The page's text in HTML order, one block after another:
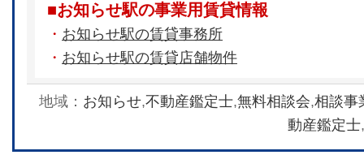
■お知らせ駅の事業用賃貸情報
・ お知らせ駅の賃貸事務所
・ お知らせ駅の賃貸店舗物件
地域： お知らせ,不動産鑑定士,無料相談会,相談事
動産鑑定士,